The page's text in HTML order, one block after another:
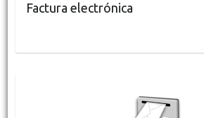
Factura electrónica